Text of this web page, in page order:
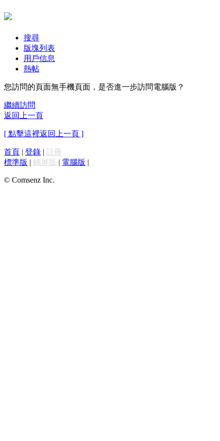
搜尋
版塊列表
用戶信息
熱帖
您訪問的頁面無手機頁面，是否進一步訪問電腦版？
繼續訪問
返回上一頁
[ 點擊這裡返回上一頁 ]
首頁 | 登錄 | 註冊
標準版 | 觸屏版 | 電腦版 |
© Comsenz Inc.